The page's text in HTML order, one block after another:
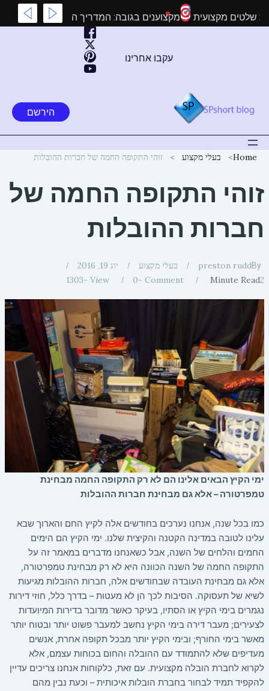
לתוכןעל התקנת שלטים מקצועית מקצוענים בגובה: המדריך המלא
עקבו אחרינו
הירשם
Home בעלי מקצוע זוהי התקופה החמה של חברות ההובלות
זוהי התקופה החמה של
חברות ההובלות
By
preston rudd בעלי מקצוע
יונ 19, 2016
2
Minute Read
0 Comment -
1303 View -
ימי הקיץ הבאים אלינו הם לא רק התקופה החמה מבחינת
טמפרטורה – אלא גם מבחינת חברות ההובלות
כמו בכל שנה, אנחנו נערכים בחודשים אלה לקיץ החם והארוך שבא
עלינו לטובה במדינה הקטנה והקיצית שלנו. ימי הקיץ הם הימים
החמים והלחים של השנה, אבל כשאנחנו מדברים במאמר זה על
התקופה החמה של השנה הכוונה היא לא רק מבחינת טמפרטורה,
אלא גם מבחינת העובדה שבחודשים אלה, חברות ההובלות מגיעות
לשיא של תעסוקה. הסיבות לכך הן לא מעטות – בדרך כלל, חוזי דירות
נגמרים בימי הקיץ או הסתיו, בעיקר כאשר מדובר בדירות המיועדות
לצעירים; מעבר דירה בימי הקיץ נחשב למעבר פשוט יותר ובטוח יותר
מאשר בימי החורף; ובימי הקיץ יותר מבכל תקופה אחרת, אנשים
מעדיפים שלא להתמודד עם ההובלה והחום בכוחות עצמם, אלא
לקרוא לחברת הובלה מקצועית. עם זאת, כלקוחות אנחנו צריכים עדיין
להקפיד תמיד לבחור בחברת הובלות איכותית – וכעת נבין מהם